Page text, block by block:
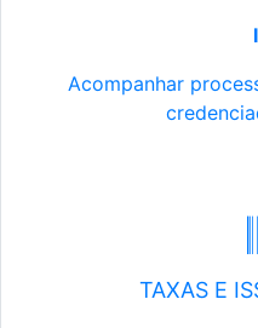
Acompanhar
TAXAS E